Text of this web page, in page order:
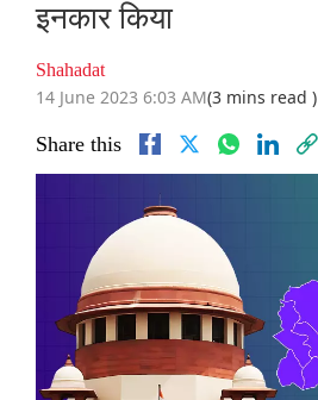
इनकार किया
Shahadat
14 June 2023 6:03 AM(3 mins read )
Share this